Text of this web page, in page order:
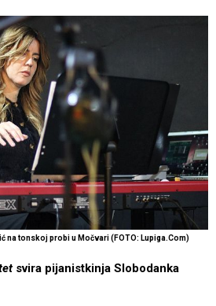
na tonskoj probi u Močvari (FOTO: Lupiga.Com)
svira pijanistkinja Slobodanka